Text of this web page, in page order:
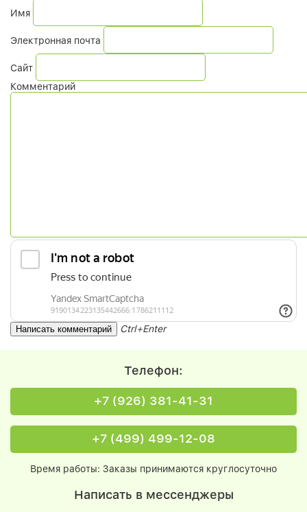
Имя
Электронная почта
Сайт
Комментарий
Ctrl+Enter
Телефон:
+7 (926) 381-41-31
+7 (499) 499-12-08
Время работы: Заказы принимаются круглосуточно
Написать в мессенджеры